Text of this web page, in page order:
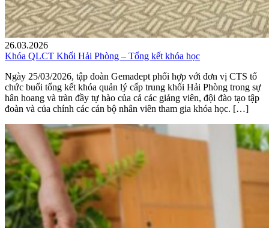
26.03.2026
Khóa QLCT Khối Hải Phòng – Tổng kết khóa học
Ngày 25/03/2026, tập đoàn Gemadept phối hợp với đơn vị CTS tổ
chức buổi tổng kết khóa quản lý cấp trung khối Hải Phòng trong sự
hân hoang và tràn đầy tự hào của cả các giảng viên, đội đào tạo tập
đoàn và của chính các cán bộ nhân viên tham gia khóa học. […]